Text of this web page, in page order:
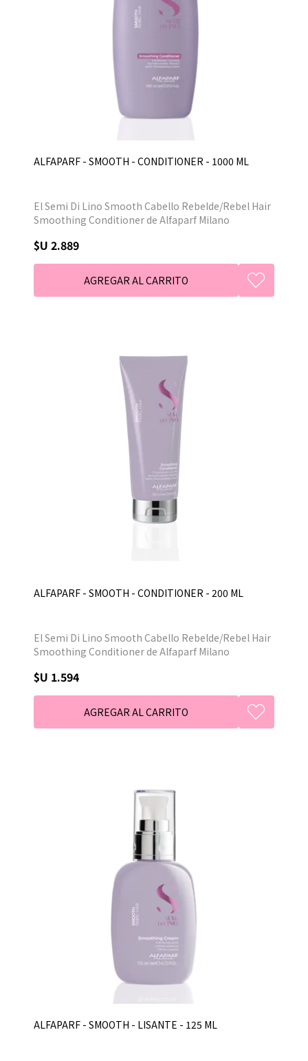
ALFAPARF - SMOOTH - CONDITIONER - 1000 ML
El Semi Di Lino Smooth Cabello Rebelde/Rebel Hair
Smoothing Conditioner de Alfaparf Milano
suavidad al cabello y alisa las fibras capilares,
evitando el encrespamiento. Facilita el peinado.
$U 2.889
ALFAPARF - SMOOTH - CONDITIONER - 200 ML
El Semi Di Lino Smooth Cabello Rebelde/Rebel Hair
Smoothing Conditioner de Alfaparf Milano
suavidad al cabello y alisa las fibras capilares,
evitando el encrespamiento. Facilita el peinado.
$U 1.594
ALFAPARF - SMOOTH - LISANTE - 125 ML